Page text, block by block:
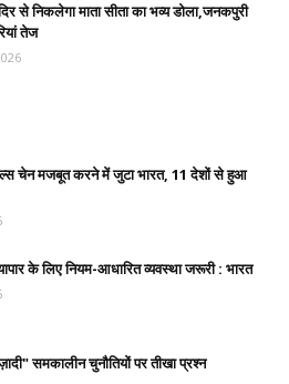
से निकलेगा माता सीता का भव्य डोला,जनकपुरी
तेज
चेन मजबूत करने में जुटा भारत, 11 देशों से हुआ
के लिए नियम-आधारित व्यवस्था जरूरी : भारत
समकालीन चुनौतियों पर तीखा प्रश्न